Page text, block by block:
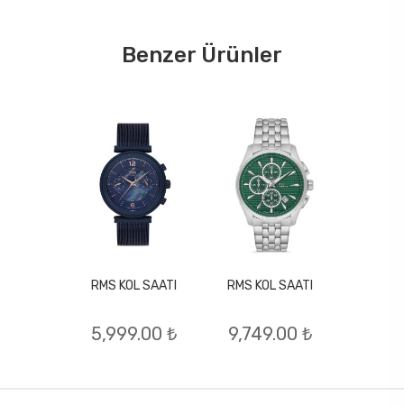
Benzer Ürünler
RMS KOL SAATI
5,999.00 ₺
RMS KOL SAATI
9,749.00 ₺